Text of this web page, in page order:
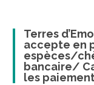
Terres
accepte en
espèces/
bancaire/
les